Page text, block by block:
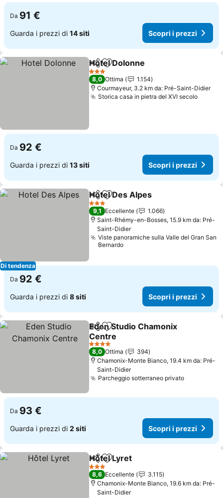
Da 91 €
Guarda i prezzi di 14 siti Scopri i prezzi
CondividiAggiungi ai preferiti
Hotel Dolonne
3 Stelle
8,0 Ottima
1.154
Courmayeur, 3.2 km da: Pré-Saint-Didier
Storica casa in pietra del XVI secolo
Da 92 €
Guarda i prezzi di 13 siti Scopri i prezzi
Di tendenza
CondividiAggiungi ai preferiti
Hotel Des Alpes
3 Stelle
9,1 Eccellente
1.066
Saint-Rhémy-en-Bosses, 15.9 km da: Pré-
Saint-Didier
Viste panoramiche sulla Valle del Gran San
Bernardo
Da 92 €
Guarda i prezzi di 8 siti Scopri i prezzi
CondividiAggiungi ai preferiti
Eden Studio Chamonix
Centre
Scopri i prezzi
4 Stelle
8,0 Ottima
394
Chamonix-Monte Bianco, 19.4 km da: Pré-
Saint-Didier
Parcheggio sotterraneo privatoScopri i
Da 93 €
Guarda i prezzi di 2 siti Scopri i prezzi
CondividiAggiungi ai preferiti
Hôtel Lyret
3 Stelle
8,6 Eccellente
3.115
Chamonix-Monte Bianco, 19.6 km da: Pré-
Saint-Didier